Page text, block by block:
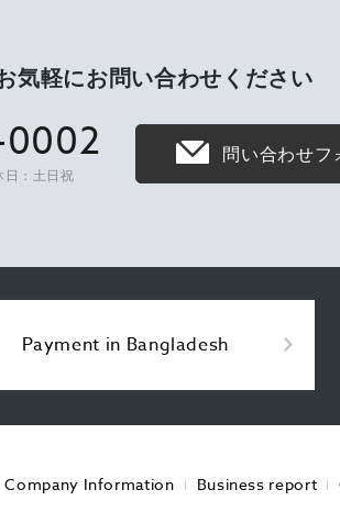
気軽にお問い合わせください
：土日祝
問い合わせフ
Payment in Bangladesh
Company Information Business report